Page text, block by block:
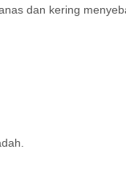
dan kering